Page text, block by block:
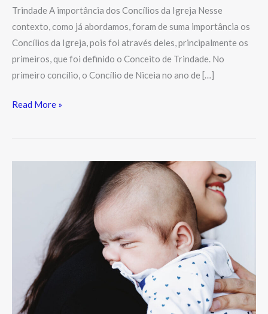
Trindade A importância dos Concílios da Igreja Nesse
contexto, como já abordamos, foram de suma importância os
Concílios da Igreja, pois foi através deles, principalmente os
primeiros, que foi definido o Conceito de Trindade. No
primeiro concílio, o Concílio de Niceia no ano de […]
Read More »